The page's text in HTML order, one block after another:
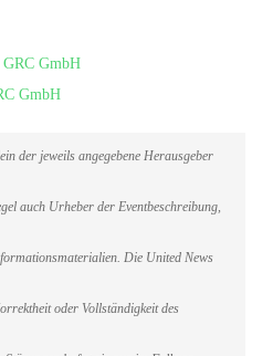
GmbH
GmbH
der jeweils angegebene Herausgeber
auch Urheber der Eventbeschreibung,
Die United News
oder Vollständigkeit des